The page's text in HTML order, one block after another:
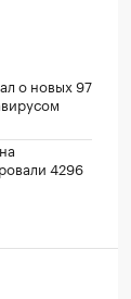
о новых 97
4296